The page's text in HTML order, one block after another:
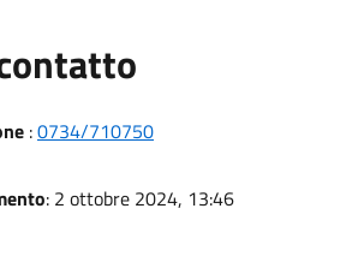
:0734/710750
: 2 ottobre 2024, 13:46